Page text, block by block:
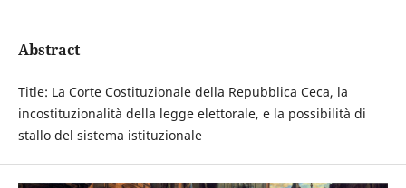
Abstract
Title: La Corte Costituzionale della Repubblica Ceca, la
incostituzionalità della legge elettorale, e la possibilità di
stallo del sistema istituzionale